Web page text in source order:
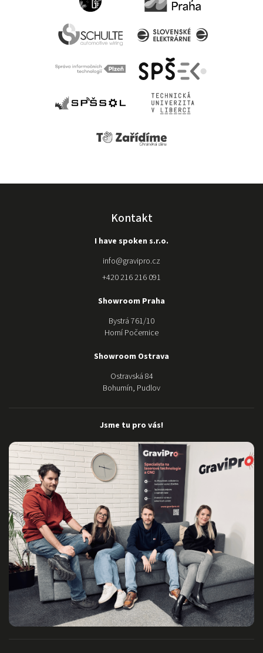
Kontakt
I have spoken s.r.o.
info@gravipro.cz
+420 216 216 091
Showroom Praha
Bystrá 761/10
Horní Počernice
Showroom Ostrava
Ostravská 84
Bohumín, Pudlov
Jsme tu pro vás!